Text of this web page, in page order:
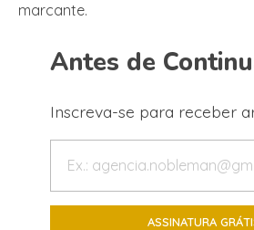
marcante.
Antes de
Inscreva-se para receber